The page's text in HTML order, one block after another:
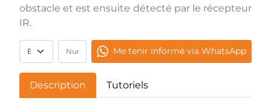
obstacle et est ensuite détecté par le récepteur
IR.
Me tenir informé via WhatsApp
Description Tutoriels